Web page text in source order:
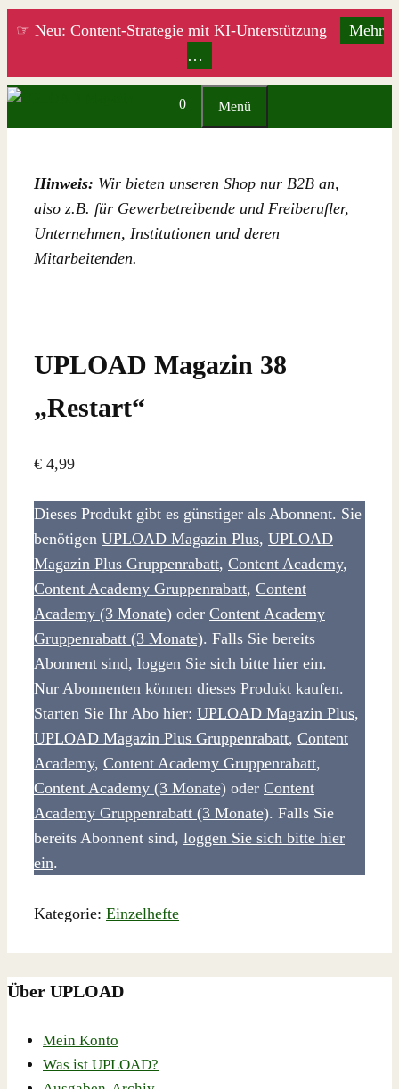
Zum
☞ Neu: Content-Strategie mit KI-Unterstützung
Mehr
…
0 Menü
Hinweis: Wir bieten unseren Shop nur B2B an,
also z.B. für Gewerbetreibende und Freiberufler,
Unternehmen, Institutionen und deren
Mitarbeitenden.
UPLOAD Magazin 38
„Restart“
€ 4,99
Dieses Produkt gibt es günstiger als Abonnent. Sie
benötigen UPLOAD Magazin Plus, UPLOAD
Magazin Plus Gruppenrabatt, Content Academy,
Content Academy Gruppenrabatt, Content
Academy (3 Monate) oder Content Academy
Gruppenrabatt (3 Monate). Falls Sie bereits
Abonnent sind, loggen Sie sich bitte hier ein.
Nur Abonnenten können dieses Produkt kaufen.
Starten Sie Ihr Abo hier: UPLOAD Magazin Plus,
UPLOAD Magazin Plus Gruppenrabatt, Content
Academy, Content Academy Gruppenrabatt,
Content Academy (3 Monate) oder Content
Academy Gruppenrabatt (3 Monate). Falls Sie
bereits Abonnent sind, loggen Sie sich bitte hier
ein.
Kategorie: Einzelhefte
Über UPLOAD
Mein Konto
Was ist UPLOAD?